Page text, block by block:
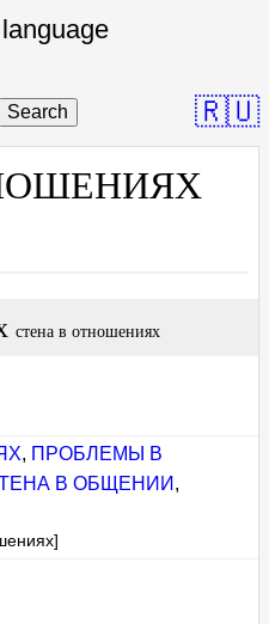
Search 🇷🇺
стена в отношениях
, ПРОБЛЕМЫ В
В ОБЩЕНИИ ,